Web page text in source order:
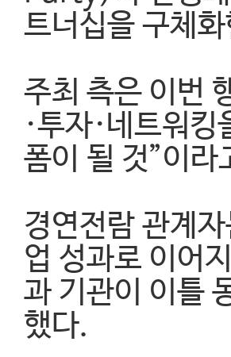
트너십을 구체
주최 측은 이번
·투자·네트워
폼이 될 것”이라
경연전람 관계
업 성과로 이어
과 기관이 이틀
했다.